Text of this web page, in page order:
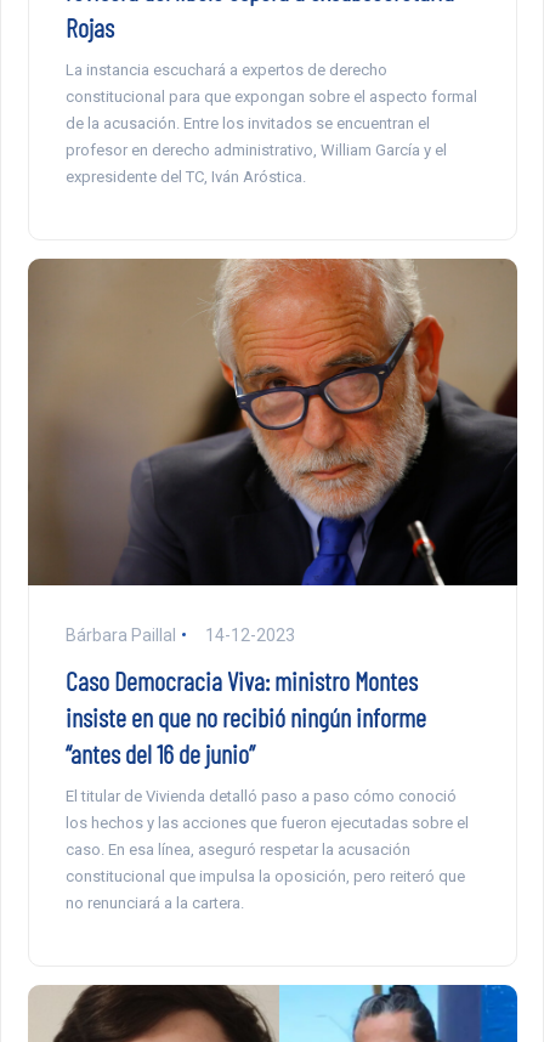
Rojas
La instancia escuchará a expertos de derecho
constitucional para que expongan sobre el aspecto formal
de la acusación. Entre los invitados se encuentran el
profesor en derecho administrativo, William García y el
expresidente del TC, Iván Aróstica.
Bárbara Paillal 14-12-2023
Caso Democracia Viva: ministro Montes
insiste en que no recibió ningún informe
“antes del 16 de junio”
El titular de Vivienda detalló paso a paso cómo conoció
los hechos y las acciones que fueron ejecutadas sobre el
caso. En esa línea, aseguró respetar la acusación
constitucional que impulsa la oposición, pero reiteró que
no renunciará a la cartera.